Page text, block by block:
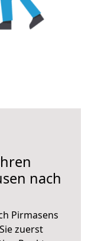
nach
Pirmasens
zuerst